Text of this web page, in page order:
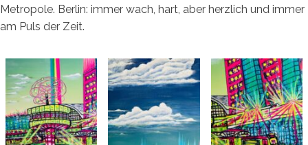
Metropole. Berlin: immer wach, hart, aber herzlich und immer
am Puls der Zeit.